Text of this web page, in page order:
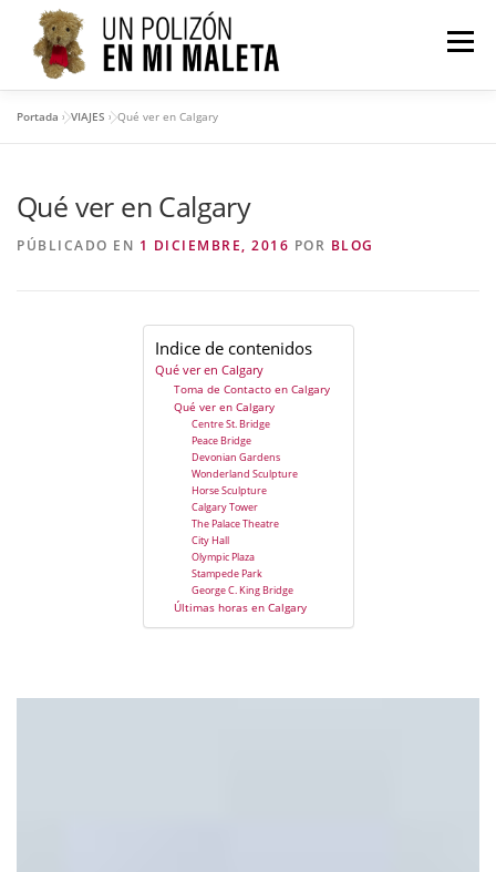
contenido
Menú
QUIÉN SOY CONTACTO
Portada »VIAJES »Qué ver en Calgary
Qué ver en Calgary
PÚBLICADO EN 1 DICIEMBRE, 2016 POR BLOG
Indice de contenidos
Qué ver en Calgary
Toma de Contacto en Calgary
Qué ver en Calgary
Centre St. Bridge
Peace Bridge
Devonian Gardens
Wonderland Sculpture
Horse Sculpture
Calgary Tower
The Palace Theatre
City Hall
Olympic Plaza
Stampede Park
George C. King Bridge
Últimas horas en Calgary